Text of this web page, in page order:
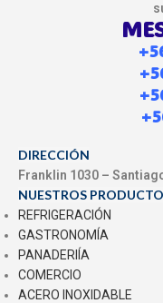
DIRECCIÓN
Franklin 1030 –
NUESTROS
REFRIGERACIÓN
GASTRONOMÍA
PANADERIÍA
COMERCIO
ACERO INOXIDABLE